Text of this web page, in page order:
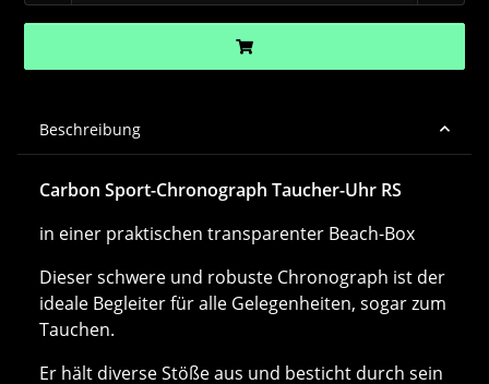
Beschreibung
Carbon Sport-Chronograph Taucher-Uhr RS
in einer praktischen transparenter Beach-Box
Dieser schwere und robuste Chronograph ist der
ideale Begleiter für alle Gelegenheiten, sogar zum
Tauchen.
Er hält diverse Stöße aus und besticht durch sein